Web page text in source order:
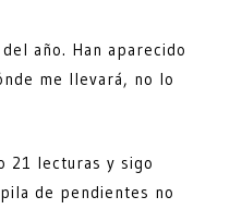
año. Han aparecido
me llevará, no lo
21 lecturas y sigo
de pendientes no